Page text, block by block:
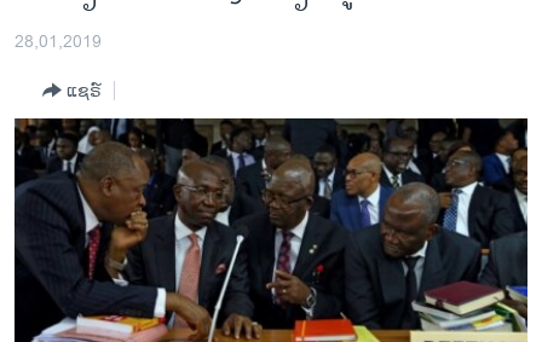
ຫາ
ການເລືອກຕັ້ງ ປະທານາທີບໍດີ ສະຫະລັດ 2024
ຂ່າວ​ຈີນ
ໂລກ
ເອເຊຍ
ອິດສະຫຼະພາບດ້ານການຂ່າວ
ຊີວິດຊາວລາວ
ຊຸມຊົນຊາວລາວ
ວິທະຍາສາດ-ເທັກໂນໂລຈີ
28,01,2019
ແຊຣ໌